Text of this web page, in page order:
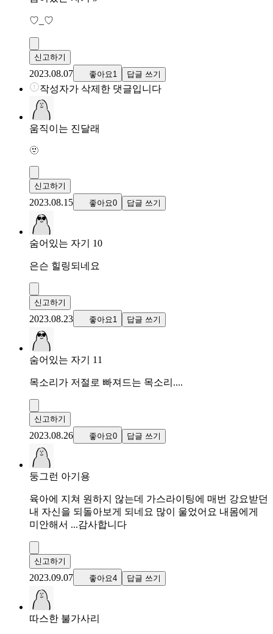
♡_♡
신고하기
2023.08.07 좋아요1 답글 쓰기
작성자가 삭제한 댓글입니다
움직이는 진달래
🫥
신고하기
2023.08.15 좋아요0 답글 쓰기
숨어있는 자기 10
은슨 힐링되네요
신고하기
2023.08.23 좋아요1 답글 쓰기
숨어있는 자기 11
목소리가 저절로 빠져드는 목소리....
신고하기
2023.08.26 좋아요0 답글 쓰기
둥그런 아기용
육아에 지쳐 원하지 않는데 가스라이팅에 매번 강요받던
내 자신을 되돌아보게 되네요 많이 울었어요 내몸에게
미안해서 ...감사합니다
신고하기
2023.09.07 좋아요4 답글 쓰기
따스한 불가사리